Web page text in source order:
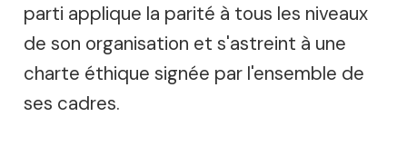
parti applique la parité à tous les niveaux
de son organisation et s'astreint à une
charte éthique signée par l'ensemble de
ses cadres.